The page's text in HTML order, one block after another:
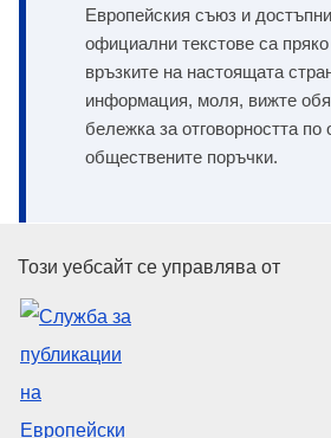
Европейския съюз и
официални текстове са
връзките на настоящата
информация, моля, вижте
бележка за отговорността
обществените поръчки.
Служба за
Този уебсайт се управлява от